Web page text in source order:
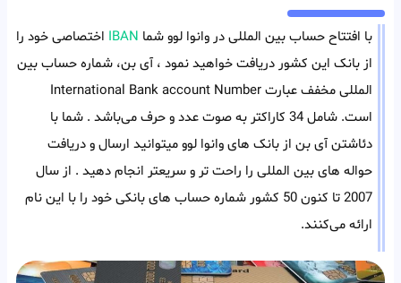
با افتتاح حساب بین المللی در وانوا لوو شما IBAN اختصاصی خود را
از بانک این کشور دریافت خواهید نمود ، آی بن، شماره حساب بین
المللی مخفف عبارت International Bank account Number
است. شامل 34 کاراکتر به صوت عدد و حرف می‌باشد . شما با
دئاشتن آی بن از بانک های وانوا لوو میتوانید ارسال و دریافت
حواله های بین المللی را راحت تر و سریعتر انجام دهید . از سال
2007 تا کنون 50 کشور شماره حساب های بانکی خود را با این نام
ارائه می‌کنند.